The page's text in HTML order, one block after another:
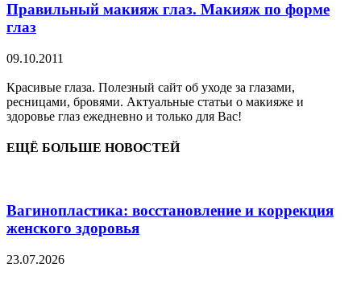
Правильный макияж глаз. Макияж по форме
глаз
09.10.2011
Красивые глаза. Полезный сайт об уходе за глазами,
ресницами, бровями. Актуальные статьи о макияже и
здоровье глаз ежедневно и только для Вас!
ЕЩЁ БОЛЬШЕ НОВОСТЕЙ
Вагинопластика: восстановление и коррекция
женского здоровья
23.07.2026